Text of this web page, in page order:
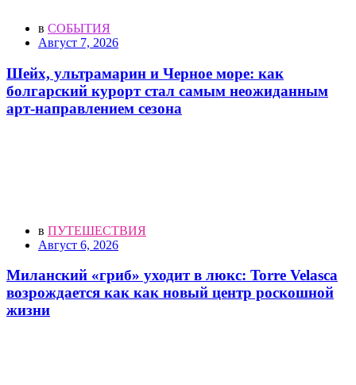
в СОБЫТИЯ
Август 7, 2026
Шейх, ультрамарин и Черное море: как
болгарский курорт стал самым неожиданным
арт-направлением сезона
в ПУТЕШЕСТВИЯ
Август 6, 2026
Миланский «гриб» уходит в люкс: Torre Velasca
возрождается как как новый центр роскошной
жизни